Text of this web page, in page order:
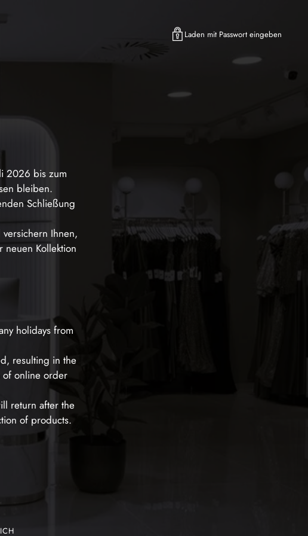
Laden mit Passwort eingeben
2026 bis zum
bleiben.
Schließung
Ihnen,
Kollektion
holidays from
resulting in the
of online order
return after the
of products.